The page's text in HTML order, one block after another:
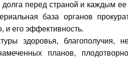
перед страной и каждым
база органов
и его эффективность.
здоровья, благополучия,
планов,